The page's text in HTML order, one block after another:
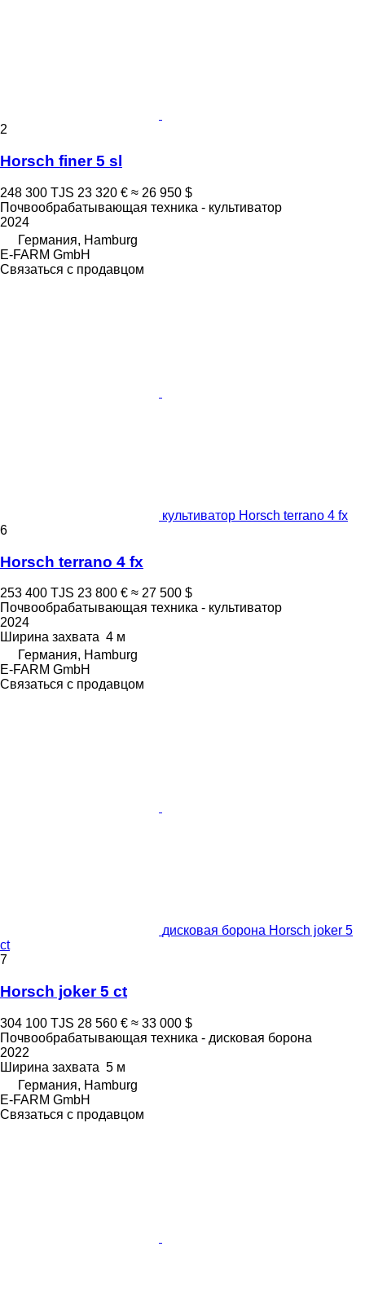
2
Horsch finer 5 sl
248 300 TJS 23 320 € ≈ 26 950 $
Почвообрабатывающая техника - культиватор
2024
Германия, Hamburg
E-FARM GmbH
Связаться с продавцом
культиватор Horsch terrano 4 fx
6
Horsch terrano 4 fx
253 400 TJS 23 800 € ≈ 27 500 $
Почвообрабатывающая техника - культиватор
2024
Ширина захвата 4 м
Германия, Hamburg
E-FARM GmbH
Связаться с продавцом
дисковая борона Horsch joker 5
ct
7
Horsch joker 5 ct
304 100 TJS 28 560 € ≈ 33 000 $
Почвообрабатывающая техника - дисковая борона
2022
Ширина захвата 5 м
Германия, Hamburg
E-FARM GmbH
Связаться с продавцом